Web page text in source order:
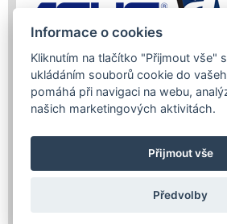
Copyright (c) 2026 InfoTrade Powered
Informace o cookies
Kliknutím na tlačítko "Přijmout vše"
ukládáním souborů cookie do
pomáhá při navigaci na webu,
našich marketingových aktivitách.
Přijmout vše
Předvolby